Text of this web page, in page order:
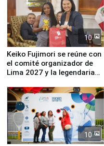
10
Keiko Fujimori se reúne con
el comité organizador de
Lima 2027 y la legendaria
10